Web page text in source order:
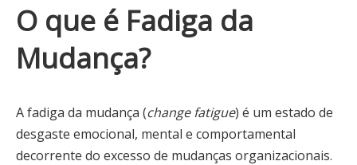
O que é Fadiga da
Mudança?
A fadiga da mudança (change fatigue) é um estado de
desgaste emocional, mental e comportamental
decorrente do excesso de mudanças organizacionais.